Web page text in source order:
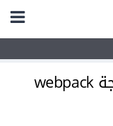
ظهور خطأ أثناء معالجة webpack